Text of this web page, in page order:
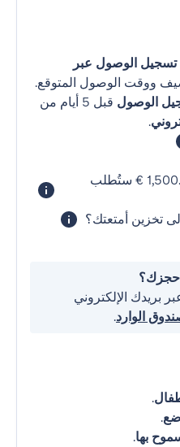
تسجيل الوصول عبر
ووقت الوصول المتوقع.
الوصول
قبل 5 أيام من
.
بقيمة ‏1,500.00 € ستُطلب
تخزين أمتعتك؟
حجزك؟
بريدك الإلكتروني
الوارد.
.
.
بها.